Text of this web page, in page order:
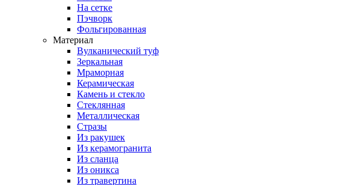
На сетке
Пэчворк
Фольгированная
Материал
Вулканический туф
Зеркальная
Мраморная
Керамическая
Камень и стекло
Стеклянная
Металлическая
Стразы
Из ракушек
Из керамогранита
Из сланца
Из оникса
Из травертина